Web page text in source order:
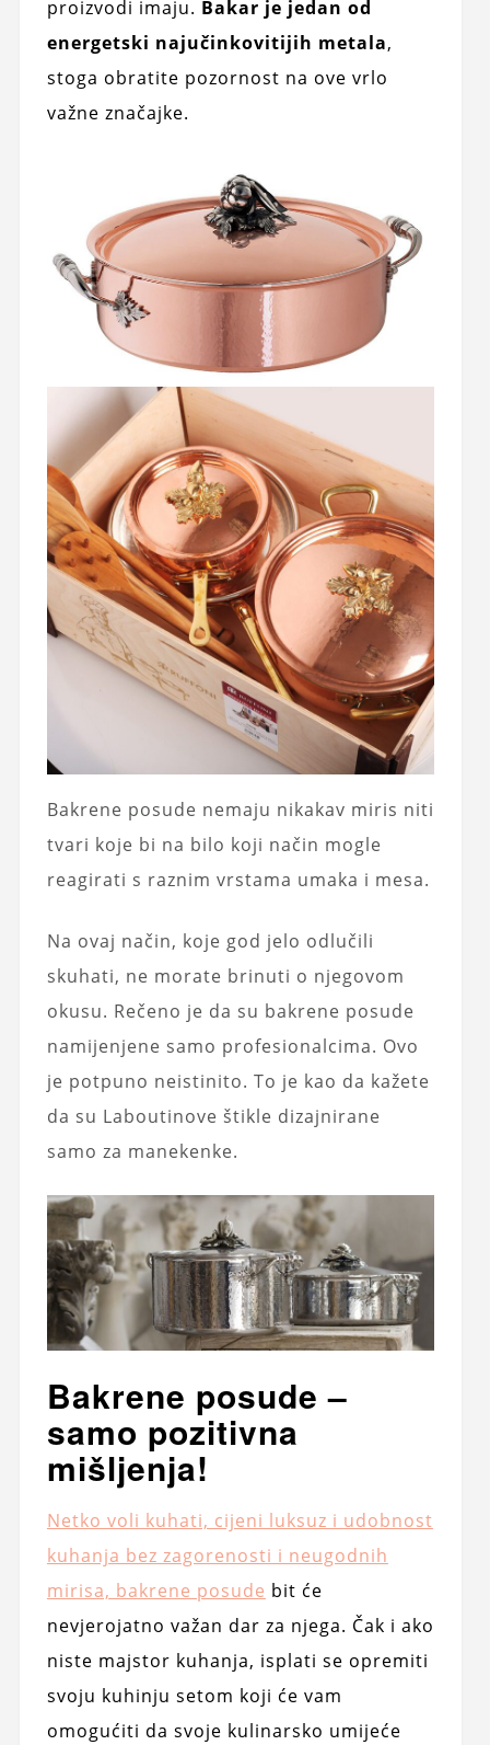
proizvodi imaju. Bakar je jedan od
energetski najučinkovitijih metala,
stoga obratite pozornost na ove vrlo
važne značajke.
Bakrene posude nemaju nikakav miris niti
tvari koje bi na bilo koji način mogle
reagirati s raznim vrstama umaka i mesa.
Na ovaj način, koje god jelo odlučili
skuhati, ne morate brinuti o njegovom
okusu. Rečeno je da su bakrene posude
namijenjene samo profesionalcima. Ovo
je potpuno neistinito. To je kao da kažete
da su Laboutinove štikle dizajnirane
samo za manekenke.
Bakrene posude –
samo pozitivna
mišljenja!
Netko voli kuhati, cijeni luksuz i udobnost
kuhanja bez zagorenosti i neugodnih
mirisa, bakrene posude bit će
nevjerojatno važan dar za njega. Čak i ako
niste majstor kuhanja, isplati se opremiti
svoju kuhinju setom koji će vam
omogućiti da svoje kulinarsko umijeće